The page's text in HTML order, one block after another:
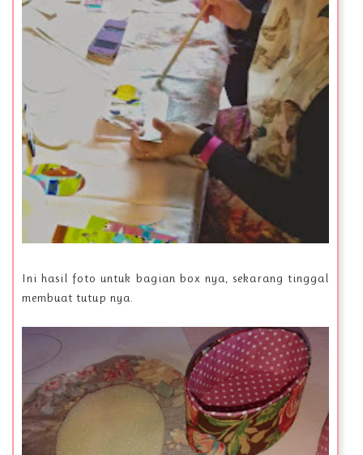
Ini hasil foto untuk bagian box nya, sekarang tinggal
membuat tutup nya.